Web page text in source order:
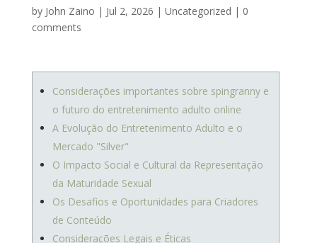
by John Zaino | Jul 2, 2026 | Uncategorized | 0
comments
Considerações importantes sobre spingranny e
o futuro do entretenimento adulto online
A Evolução do Entretenimento Adulto e o
Mercado "Silver"
O Impacto Social e Cultural da Representação
da Maturidade Sexual
Os Desafios e Oportunidades para Criadores
de Conteúdo
Considerações Legais e Éticas